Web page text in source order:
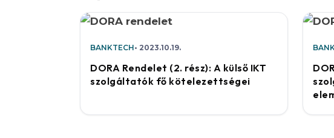
BANKTECH 2023.10.19.
DORA Rendelet (2. rész): A külső IKT
szolgáltatók fő kötelezettségei